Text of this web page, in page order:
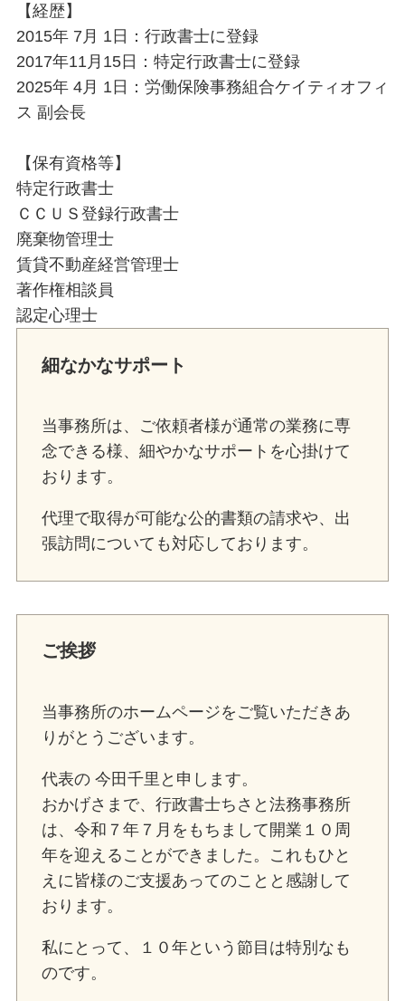
【経歴】
2015年 7月 1日：行政書士に登録
2017年11月15日：特定行政書士に登録
2025年 4月 1日：労働保険事務組合ケイティオフィ
ス 副会長
【保有資格等】
特定行政書士
ＣＣＵＳ登録行政書士
廃棄物管理士
賃貸不動産経営管理士
著作権相談員
認定心理士
細なかなサポート
当事務所は、ご依頼者様が通常の業務に専
念できる様、細やかなサポートを心掛けて
おります。
代理で取得が可能な公的書類の請求や、出
張訪問についても対応しております。
ご挨拶
当事務所のホームページをご覧いただきあ
りがとうございます。
代表の 今田千里と申します。
おかげさまで、行政書士ちさと法務事務所
は、令和７年７月をもちまして開業１０周
年を迎えることができました。これもひと
えに皆様のご支援あってのことと感謝して
おります。
私にとって、１０年という節目は特別なも
のです。